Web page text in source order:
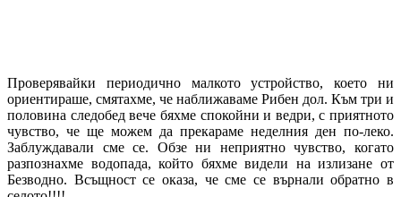
Проверявайки периодично малкото устройство, което ни
ориентираше, смятахме, че наближаваме Рибен дол. Към три и
половина следобед вече бяхме спокойни и ведри, с приятното
чувство, че ще можем да прекараме неделния ден по-леко.
Заблуждавали сме се. Обзе ни неприятно чувство, когато
разпознахме водопада, който бяхме видели на излизане от
Безводно. Всъщност се оказа, че сме се върнали обратно в